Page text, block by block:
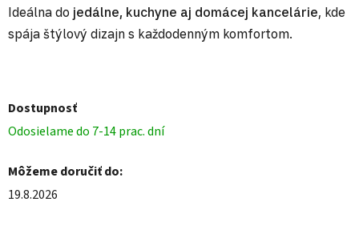
Ideálna do jedálne, kuchyne aj domácej kancelárie, kde
spája štýlový dizajn s každodenným komfortom.
Dostupnosť
Odosielame do 7-14 prac. dní
Môžeme doručiť do:
19.8.2026